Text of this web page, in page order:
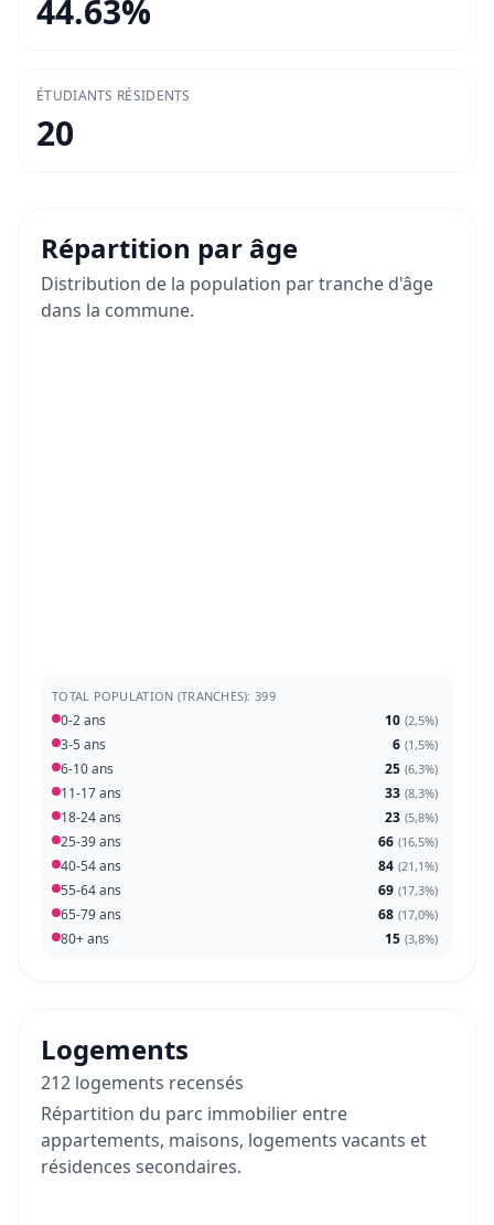
44.63%
ÉTUDIANTS RÉSIDENTS
20
Répartition par âge
Distribution de la population par tranche d'âge
dans la commune.
TOTAL POPULATION (TRANCHES): 399
0-2 ans 10 (2,5%)
3-5 ans 6 (1,5%)
6-10 ans 25 (6,3%)
11-17 ans 33 (8,3%)
18-24 ans 23 (5,8%)
25-39 ans 66 (16,5%)
40-54 ans 84 (21,1%)
55-64 ans 69 (17,3%)
65-79 ans 68 (17,0%)
80+ ans 15 (3,8%)
Logements
212 logements recensés
Répartition du parc immobilier entre
appartements, maisons, logements vacants et
résidences secondaires.